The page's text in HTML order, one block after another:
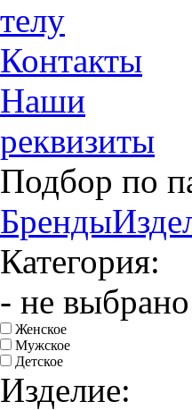
телу
Контакты
Наши
реквизиты
Подбор по
Бренды
Категория:
- не
Женское
Мужское
Детское
Изделие: